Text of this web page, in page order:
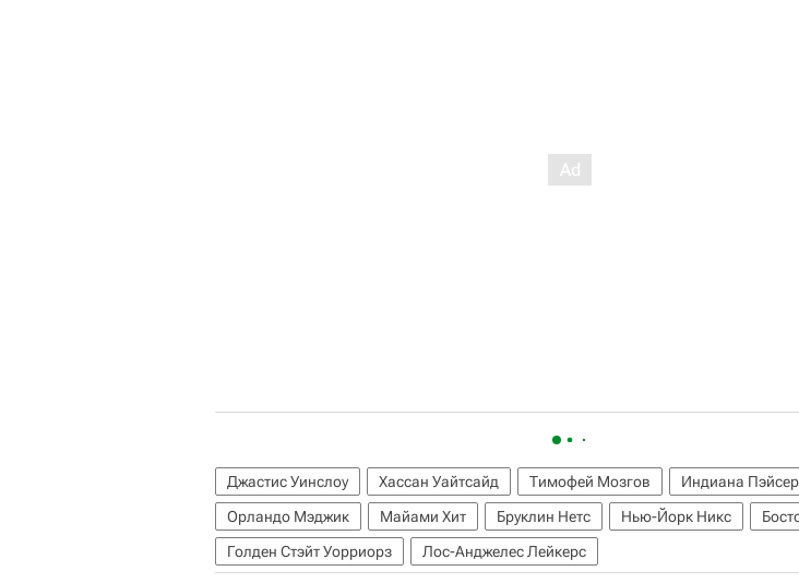
Джастис Уинслоу Хассан Уайтсайд Тимофей Мозгов
Индиана
Орландо Мэджик
Майами Хит Бруклин Нетс Нью-Йорк Никс
Голден Стэйт Уорриорз
Лос-Анджелес Лейкерс